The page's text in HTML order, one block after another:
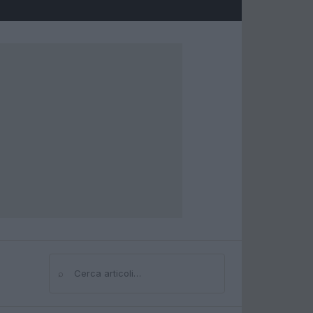
⌕Cerca